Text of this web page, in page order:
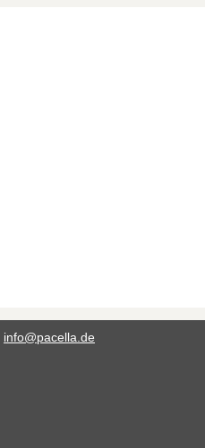
info@pacella.de